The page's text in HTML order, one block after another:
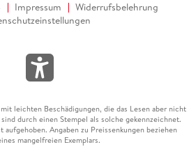
Impressum
Widerrufsbelehrung
leichten Beschädigungen, die das Lesen aber nicht
durch einen Stempel als solche gekennzeichnet.
Angaben zu Preissenkungen beziehen
mangelfreien Exemplars.